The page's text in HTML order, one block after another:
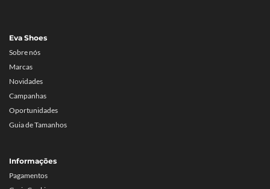
Eva Shoes
Sobre nós
Marcas
Novidades
Campanhas
Oportunidades
Guia de Tamanhos
Informações
Pagamentos